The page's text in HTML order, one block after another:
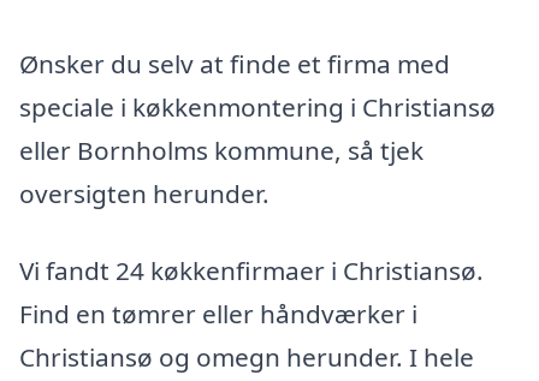
Ønsker du selv at finde et firma med
speciale i køkkenmontering i Christiansø
eller Bornholms kommune, så tjek
oversigten herunder.
Vi fandt 24 køkkenfirmaer i Christiansø.
Find en tømrer eller håndværker i
Christiansø og omegn herunder. I hele